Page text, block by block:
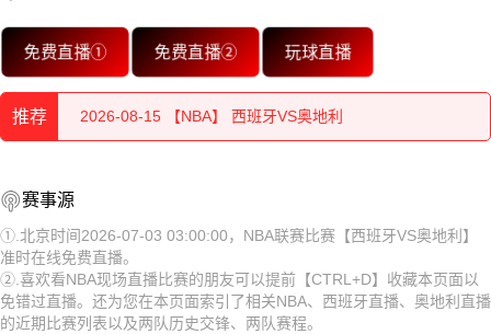
免费直播① 免费直播② 玩球直播
推荐
2026-08-15 【NBA】 西班牙VS奥地利
2026-08-15 【NBA】 西班牙VS奥地利
2026-08-15 【NBA】 西班牙VS奥地利
2026-08-15 【NBA】 西班牙VS奥地利
2026-08-15 【NBA】 西班牙VS奥地利
2026-08-15 【NBA】 西班牙VS奥地利
赛事源
①.北京时间2026-07-03 03:00:00，NBA联赛比赛【西班牙VS奥地利】
准时在线免费直播。
②.喜欢看NBA现场直播比赛的朋友可以提前【CTRL+D】收藏本页面以
免错过直播。还为您在本页面索引了相关NBA、西班牙直播、奥地利直播
的近期比赛列表以及两队历史交锋、两队赛程。